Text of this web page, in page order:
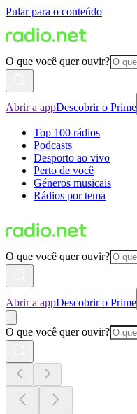
Pular para o conteúdo
O que você quer ouvir?
Abrir a appDescobrir o Prime
Top 100 rádios
Podcasts
Desporto ao vivo
Perto de você
Géneros musicais
Rádios por tema
O que você quer ouvir?
Abrir a appDescobrir o Prime
O que você quer ouvir?